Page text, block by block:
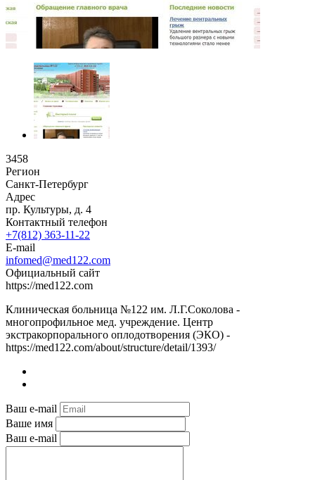
3458
Регион
Санкт-Петербург
Адрес
пр. Культуры, д. 4
Контактный телефон
+7(812) 363-11-22
E-mail
infomed@med122.com
Официальный сайт
https://med122.com
Клиническая больница №122 им. Л.Г.Соколова -
многопрофильное мед. учреждение. Центр
экстракорпорального оплодотворения (ЭКО) -
https://med122.com/about/structure/detail/1393/
Ваш e-mail
Ваше имя
Ваш e-mail